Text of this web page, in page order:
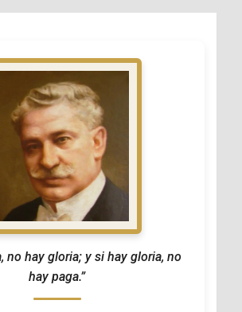
no hay gloria; y si hay gloria, no
hay paga.”